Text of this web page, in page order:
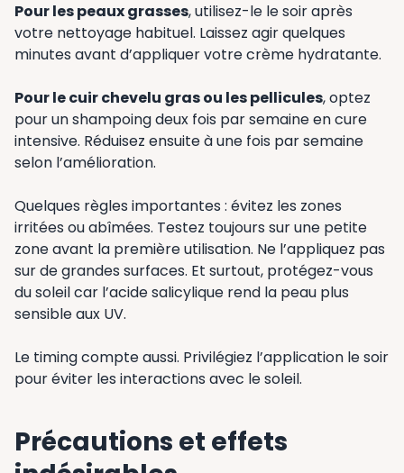
Pour les peaux grasses, utilisez-le le soir après
votre nettoyage habituel. Laissez agir quelques
minutes avant d’appliquer votre crème hydratante.
Pour le cuir chevelu gras ou les pellicules, optez
pour un shampoing deux fois par semaine en cure
intensive. Réduisez ensuite à une fois par semaine
selon l’amélioration.
Quelques règles importantes : évitez les zones
irritées ou abîmées. Testez toujours sur une petite
zone avant la première utilisation. Ne l’appliquez pas
sur de grandes surfaces. Et surtout, protégez-vous
du soleil car l’acide salicylique rend la peau plus
sensible aux UV.
Le timing compte aussi. Privilégiez l’application le soir
pour éviter les interactions avec le soleil.
Précautions et effets